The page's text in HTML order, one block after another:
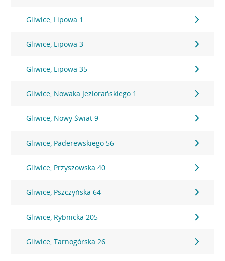
Gliwice, Lipowa 1
Gliwice, Lipowa 3
Gliwice, Lipowa 35
Gliwice, Nowaka Jeziorańskiego 1
Gliwice, Nowy Świat 9
Gliwice, Paderewskiego 56
Gliwice, Przyszowska 40
Gliwice, Pszczyńska 64
Gliwice, Rybnicka 205
Gliwice, Tarnogórska 26